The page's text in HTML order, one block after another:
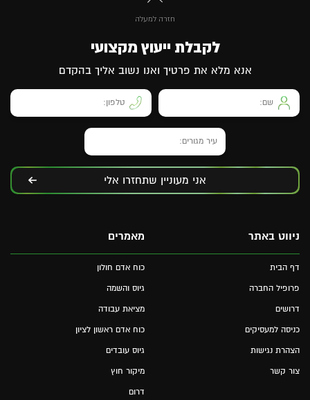
חזרה למעלה
לקבלת ייעוץ מקצועי
אנא מלא את פרטיך ואנו נשוב אליך בהקדם
אני מעוניין שתחזרו אלי
ניווט באתר
דף הבית
פרופיל החברה
דרושים
כניסה למעסיקים
הצהרת נגישות
צור קשר
מאמרים
כוח אדם חולון
גיוס והשמה
מציאת עבודה
כוח אדם ראשון לציון
גיוס עובדים
מיקור חוץ
דרום